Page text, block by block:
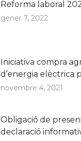
Reforma laboral
gener 7, 2022
Iniciativa compra
d’energia elèctrica
novembre 4, 2021
Obligació de
declaració